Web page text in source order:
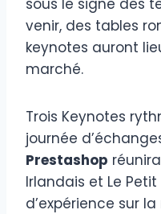
venir, des tables
keynotes auront
marché.
Trois Keynotes
journée
Prestashop
Irlandais et Le
d’expérience sur